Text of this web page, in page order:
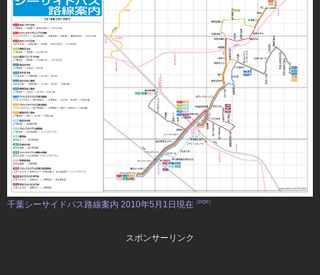
千葉シーサイドバス路線案内 2010年5月1日現在 ［PDF］
スポンサーリンク